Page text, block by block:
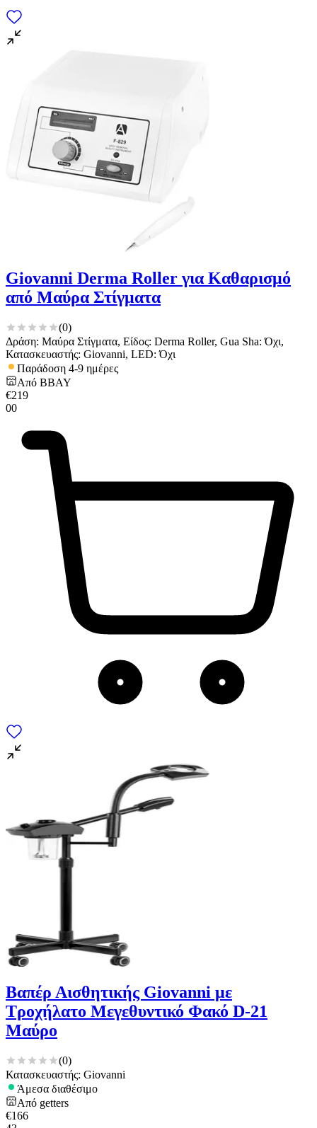
Giovanni Derma Roller για Καθαρισμό
από Μαύρα Στίγματα
(0)
Δράση: Μαύρα Στίγματα, Είδος: Derma Roller, Gua Sha: Όχι,
Κατασκευαστής: Giovanni, LED: Όχι
Παράδοση 4-9 ημέρες
Από BBAY
€219
00
Βαπέρ Αισθητικής Giovanni με
Τροχήλατο Μεγεθυντικό Φακό D-21
Μαύρο
(0)
Κατασκευαστής: Giovanni
Άμεσα διαθέσιμο
Από getters
€166